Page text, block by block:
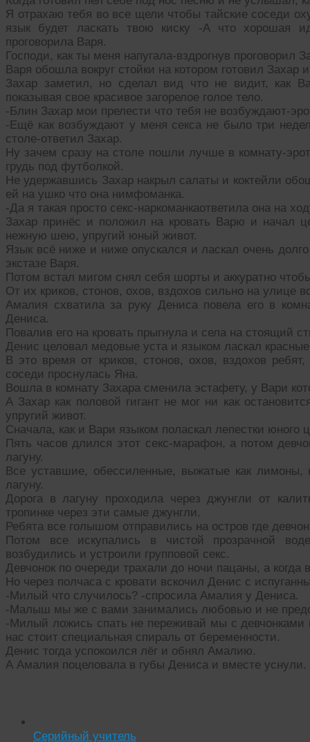
Я отрахаю тебя во все щели чтобы тайские соседи
язык будет ласкать твою киску -А что хорошая
проговорила Варя.
Господи, как ты меня напугала-вздрогнув проговорил
Варя обошла вокруг стойки на котором готовил Захар
Захар заметил, но сделал вид что не видит, как
показывая свое красивое загорелое голое тело.
-Блин Захар мои прелести что тебя не возбуждают-
-Ещё как возбуждают у меня секса не было три
столе-ответил Захар.
Ну зачем сразу на столе пошли лучше в комнату-
грудь под футболкой.
Не удержавшись Захар накрыл салаты и коктейли
ей на ушко что она нимфоманка.
-Да я такая просто секс-наркоманкаответила она на
Захар принёс и положил на кровать Варю и начал
нежную шею, упругий юный живот.
Язык всё ниже и ниже опускался и ласкал очень
экстазе Варя.
Потом встал мигом снял себя шорты и аккуратно
От их криков, стонов, охов, вздохов сильно на улице
Амалия схватила за руку Дениса повела его в
Дениса.
Повалив его на кровать прыгнула и села на стоящий
Денис целовал медовые уста и языком ласкал
В это время от криков, стонов, охов, вздохов
соседи проснулась Яна.
Вошла в комнату Захара сменила эстафету, у Вари
А Захар как половой гигант не мог ни как
упругий живот.
Сначала, как и Вари языком поласкал лепестки юного
Пять часов длился этот секс-марафон, а потом
лагуну.
Все уставшие, обессиленные, выжатые как
лагуну.
Дорога в лагуну проходила через джунгли от
тропинке через эти самые джунгли.
Ребята все голышом отправились на остров где
Потом все искупались в чистой прозрачной
возбудились и устроили групповой секс.
Девчонок по очереди трахали до ночи пацаны, а
Но через полчаса с кровати вскочил Денис с
-Милый что случилось? -спросила Амалия у Дениса.
-Малыш мы же с вами занимались любовью и не
-Милый ложись спать не переживай мы с девчонками
нас стоит специальная спираль от беременности.
Денис тогда успокоился лёг и обнял Амалию.
А Амалия поцеловала в губы Дениса и вместе уснули.
Серийный учитель